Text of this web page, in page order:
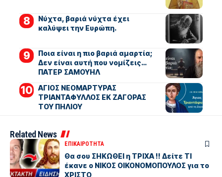
Νύχτα, βαριά νύχτα έχει
καλύψει την Ευρώπη.
Ποια είναι η πιο βαριά αμαρτία;
Δεν είναι αυτή που νομίζεις…
ΠΑΤΕΡ ΣΑΜΟΥΗΛ
ΑΓΙΟΣ ΝΕΟΜΑΡΤΥΡΑΣ
ΤΡΙΑΝΤΑΦΥΛΛΟΣ ΕΚ ΖΑΓΟΡΑΣ
ΤΟΥ ΠΗΛΙΟΥ
Related News
ΕΠΙΚΑΙΡΟΤΗΤΑ
Θα σου ΣΗΚΩΘΕΙ η ΤΡΙΧΑ !! Δείτε ΤΙ
έκανε ο ΝΙΚΟΣ ΟΙΚΟΝΟΜΟΠΟΥΛΟΣ για το
ΧΡΙΣΤΟ